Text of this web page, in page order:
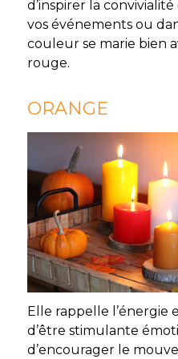
d’inspirer la
vos événements ou
couleur se marie bien
rouge.
ORANGE
Elle rappelle l’énergie
d’être stimulante
d’encourager le